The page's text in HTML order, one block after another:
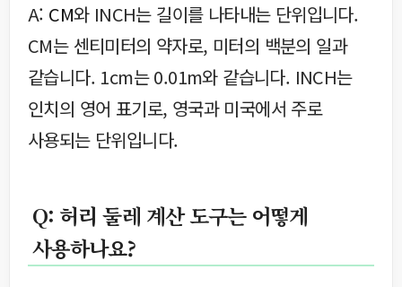
A: CM와 INCH는 길이를 나타내는 단위입니다.
CM는 센티미터의 약자로, 미터의 백분의 일과
같습니다. 1cm는 0.01m와 같습니다. INCH는
인치의 영어 표기로, 영국과 미국에서 주로
사용되는 단위입니다.
Q: 허리 둘레 계산 도구는 어떻게
사용하나요?